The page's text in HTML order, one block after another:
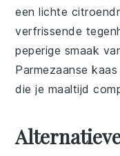
een lichte
verfrissende
peperige smaak
Parmezaanse kaas
die je maaltijd